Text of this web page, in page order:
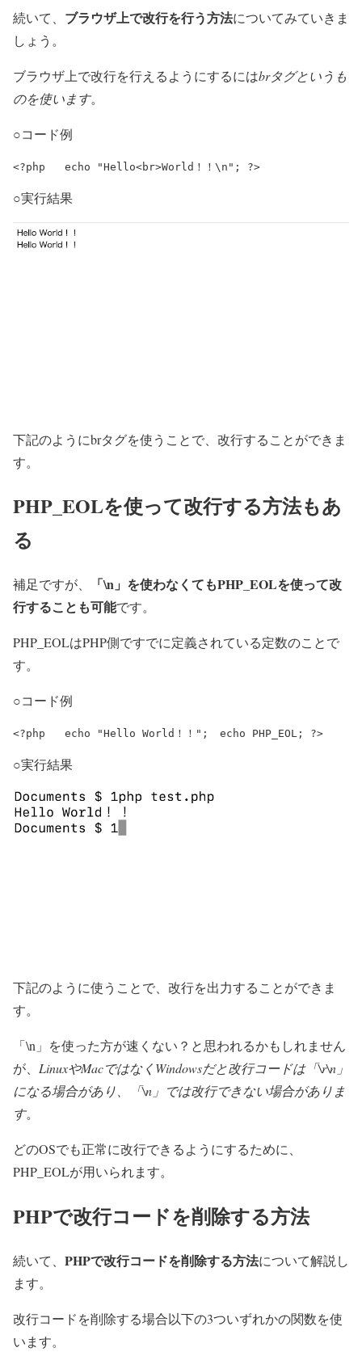
続いて、 ブラウザ上で改行を行う方法についてみていきま
しょう。
ブラウザ上で改行を行えるようにするにはbrタグというも
のを使います。
○コード例
<?php 	echo "Hello<br>World！！\n"; ?>
○実行結果
下記のようにbrタグを使うことで、改行することができま
す。
PHP_EOLを使って改行する方法もあ
る
補足ですが、
「\n」を使わなくてもPHP_EOLを使って改
行することも可能です。
PHP_EOLはPHP側ですでに定義されている定数のことで
す。
○コード例
<?php 	echo "Hello World！！"; 	echo PHP_EOL; ?>
○実行結果
下記のように使うことで、改行を出力することができま
す。
「\n」を使った方が速くない？と思われるかもしれません
が、 LinuxやMacではなくWindowsだと改行コードは「\r\n」
になる場合があり、「\n」では改行できない場合がありま
す。
どのOSでも正常に改行できるようにするために、
PHP_EOLが用いられます。
PHPで改行コードを削除する方法
続いて、 PHPで改行コードを削除する方法について解説し
ます。
改行コードを削除する場合以下の3ついずれかの関数を使
います。